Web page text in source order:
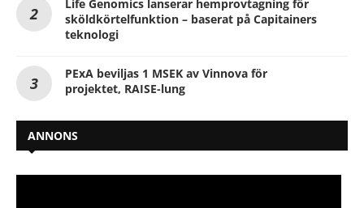
Life Genomics lanserar hemprovtagning för
sköldkörtelfunktion – baserat på Capitainers
teknologi
PExA beviljas 1 MSEK av Vinnova för
projektet, RAISE-lung
ANNONS